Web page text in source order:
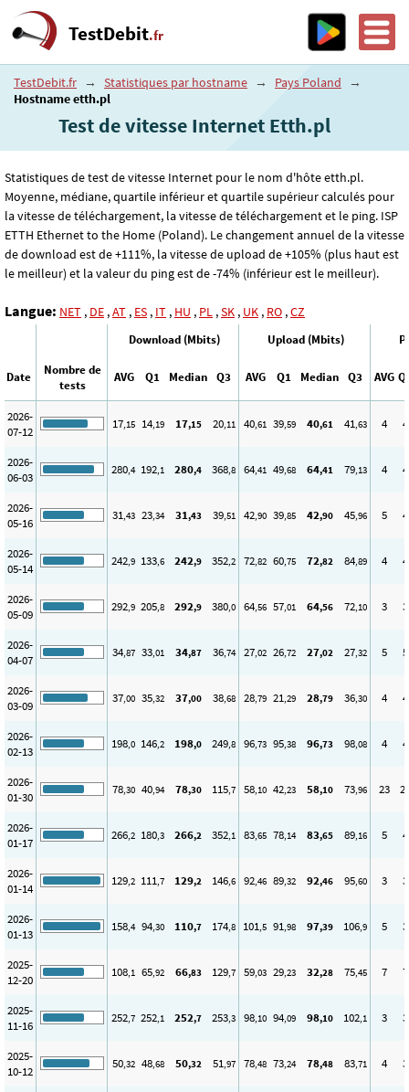
TestDebit.fr
TestDebit.fr → Statistiques par hostname → Pays Poland
→
Hostname etth.pl
Test de vitesse Internet Etth.pl
Statistiques de test de vitesse Internet pour le nom d'hôte etth.pl.
Moyenne, médiane, quartile inférieur et quartile supérieur calculés pour
la vitesse de téléchargement, la vitesse de téléchargement et le ping. ISP
ETTH Ethernet to the Home (Poland). Le changement annuel de la vitesse
de download est de +111%, la vitesse de upload de +105% (plus haut est
le meilleur) et la valeur du ping est de -74% (inférieur est le meilleur).
Langue: NET , DE ,AT , ES , IT , HU , PL ,SK , UK , RO ,CZ
Download (Mbits) Upload (Mbits)
Date
Nombre de
tests
AVG Q1 Median Q3 AVG Q1 Median Q3 AVG
2026-
07-12
17,15 14,19 17,15 20,11 40,61 39,59 40,61 41,63 4 4
2026-
06-03
280,4 192,1 280,4 368,8 64,41 49,68 64,41 79,13 4 4
2026-
05-16
31,43 23,34 31,43 39,51 42,90 39,85 42,90 45,96 5 4
2026-
05-14
242,9 133,6 242,9 352,2 72,82 60,75 72,82 84,89 4 4
2026-
05-09
292,9 205,8 292,9 380,0 64,56 57,01 64,56 72,10 3 3
2026-
04-07
34,87 33,01 34,87 36,74 27,02 26,72 27,02 27,32 5 5
2026-
03-09
37,00 35,32 37,00 38,68 28,79 21,29 28,79 36,30 4 4
2026-
02-13
198,0 146,2 198,0 249,8 96,73 95,38 96,73 98,08 4 4
2026-
01-30
78,30 40,94 78,30 115,7 58,10 42,23 58,10 73,96 23
2026-
01-17
266,2 180,3 266,2 352,1 83,65 78,14 83,65 89,16 5 4
2026-
01-14
129,2 111,7 129,2 146,6 92,46 89,32 92,46 95,60 3 3
2026-
01-13
158,4 94,30 110,7 174,8 101,5 91,98 97,39 106,9 5 3
2025-
12-20
108,1 65,92 66,83 129,7 59,03 29,23 32,28 75,45 7 7
2025-
11-16
252,7 252,1 252,7 253,3 98,10 94,09 98,10 102,1 3 3
2025-
10-12
50,32 48,68 50,32 51,97 78,48 73,24 78,48 83,71 4 3